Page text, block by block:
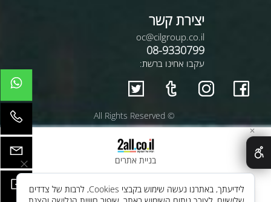
יצירת קשר
oc@cilgroup.co.il
08-9330799
עקבו אחינו ברשת:
© All Rights Reserved
בניית אתרים
✕
לידיעתך, באתרנו נעשה שימוש בקבצי Cookies, לרבות של צדדים